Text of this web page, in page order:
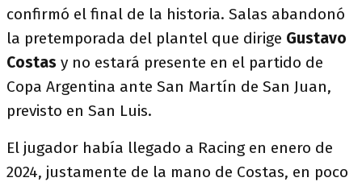
confirmó el final de la historia. Salas abandonó
la pretemporada del plantel que dirige Gustavo
Costas y no estará presente en el partido de
Copa Argentina ante San Martín de San Juan,
previsto en San Luis.
El jugador había llegado a Racing en enero de
2024, justamente de la mano de Costas, en poco